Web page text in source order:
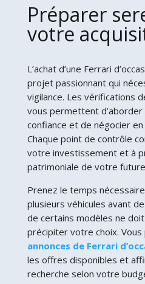
Préparer
votre
L’achat d’une Ferrari
projet passionnant qui
vigilance. Les vérifications
vous permettent
confiance et de négocier en
Chaque point de contrôle
votre investissement et à
patrimoniale de votre
Prenez le temps
plusieurs véhicules avant
de certains modèles ne
précipiter votre choix. Vous
annonces de Ferrari
les offres disponibles et
recherche selon votre